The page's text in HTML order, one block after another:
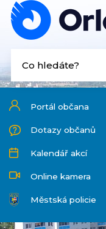
Portál občana
Dotazy občanů
Kalendář akcí
Online kamera
Městská policie